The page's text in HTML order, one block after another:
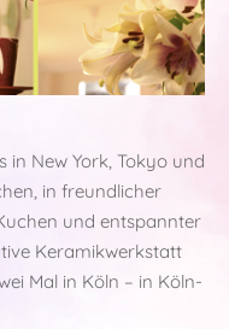
in New York, Tokyo und
in freundlicher
und entspannter
Keramikwerkstatt
Mal in Köln – in Köln-